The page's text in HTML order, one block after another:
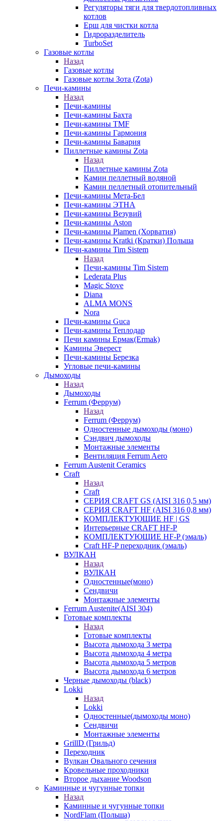
Регуляторы тяги для твердотопливных
котлов
Ерш для чистки котла
Гидроразделитель
TurboSet
Газовые котлы
Назад
Газовые котлы
Газовые котлы Зота (Zota)
Печи-камины
Назад
Печи-камины
Печи-камины Бахта
Печи-камины TMF
Печи-камины Гармония
Печи-камины Бавария
Пиллетные камины Zota
Назад
Пиллетные камины Zota
Камин пеллетный водяной
Камин пеллетный отопительный
Печи-камины Мета-Бел
Печи-камины ЭТНА
Печи-камины Везувий
Печи-камины Aston
Печи-камины Plamen (Хорватия)
Печи-камины Kratki (Кратки) Польша
Печи-камины Tim Sistem
Назад
Печи-камины Tim Sistem
Lederata Plus
Magic Stove
Diana
ALMA MONS
Nora
Печи-камины Guca
Печи-камины Теплодар
Печи камины Ермак(Ermak)
Камины Эверест
Печи-камины Березка
Угловые печи-камины
Дымоходы
Назад
Дымоходы
Ferrum (Феррум)
Назад
Ferrum (Феррум)
Одностенные дымоходы (моно)
Сэндвич дымоходы
Монтажные элементы
Вентиляция Ferrum Aero
Ferrum Austenit Ceramics
Craft
Назад
Craft
СЕРИЯ CRAFT GS (AISI 316 0,5 мм)
СЕРИЯ CRAFT HF (AISI 316 0,8 мм)
КОМПЛЕКТУЮЩИЕ HF | GS
Интерьерные CRAFT HF-P
КОМПЛЕКТУЮЩИЕ HF-P (эмаль)
Craft HF-P переходник (эмаль)
ВУЛКАН
Назад
ВУЛКАН
Одностенные(моно)
Сендвичи
Монтажные элементы
Ferrum Austenite(AISI 304)
Готовые комплекты
Назад
Готовые комплекты
Высота дымохода 3 метра
Высота дымохода 4 метра
Высота дымохода 5 метров
Высота дымохода 6 метров
Черные дымоходы (black)
Lokki
Назад
Lokki
Одностенные(дымоходы моно)
Сендвичи
Монтажные элементы
GrillD (Грильд)
Переходник
Вулкан Овального сечения
Кровельные проходники
Второе дыхание Woodson
Каминные и чугунные топки
Назад
Каминные и чугунные топки
NordFlam (Польша)